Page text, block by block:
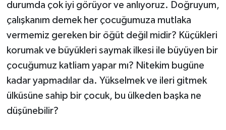
durumda çok iyi görüyor ve anlıyoruz. Doğruyum,
çalışkanım demek her çocuğumuza mutlaka
vermemiz gereken bir öğüt değil midir? Küçükleri
korumak ve büyükleri saymak ilkesi ile büyüyen bir
çocuğumuz katliam yapar mı? Nitekim bugüne
kadar yapmadılar da. Yükselmek ve ileri gitmek
ülküsüne sahip bir çocuk, bu ülkeden başka ne
düşünebilir?